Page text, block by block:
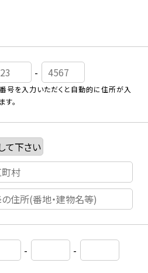
-
号を入力いただくと自動的に住所が入
す。
- -